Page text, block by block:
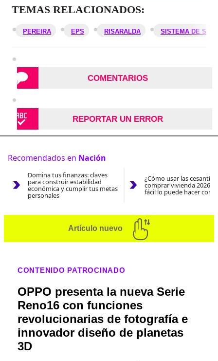
TEMAS RELACIONADOS:
PEREIRA EPS RISARALDA SISTEMA DE
COMENTARIOS
REPORTAR UN ERROR
Recomendados en Nación
Domina tus finanzas: claves
para construir estabilidad
económica y cumplir tus metas
personales
¿Cómo usar las
comprar vivienda 2026?
fácil lo puede hacer con
Artículo nuevo
CONTENIDO PATROCINADO
OPPO presenta la nueva Serie
Reno16 con funciones
revolucionarias de fotografía e
innovador diseño de planetas
3D